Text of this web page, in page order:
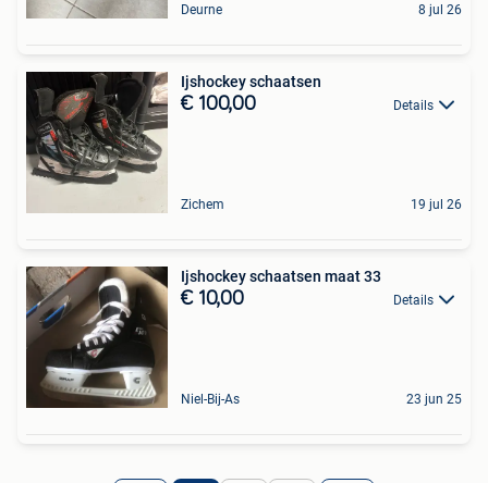
Deurne 8 jul 26
Ijshockey schaatsen
€ 100,00 Details
Zichem 19 jul 26
Ijshockey schaatsen maat 33
€ 10,00 Details
Niel-Bij-As 23 jun 25